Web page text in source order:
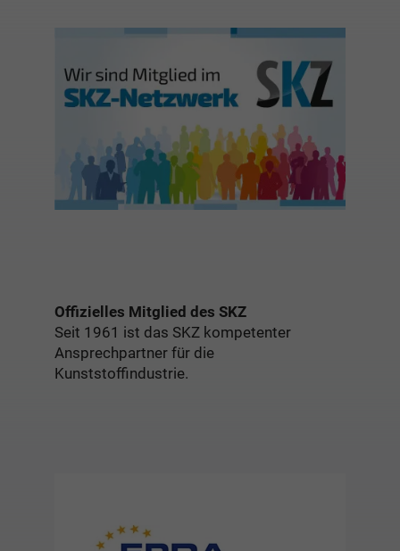
Offizielles Mitglied des SKZ
Seit 1961 ist das SKZ kompetenter
Ansprechpartner für die
Kunststoffindustrie.